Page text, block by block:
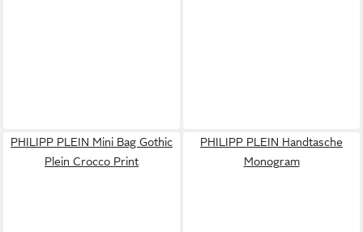
PHILIPP PLEIN Mini Bag Gothic
Plein Crocco Print
PHILIPP PLEIN Handtasche
Monogram